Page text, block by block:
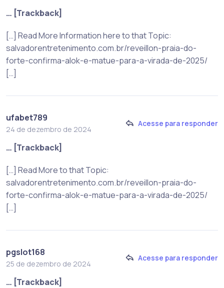
… [Trackback]
[…] Read More Information here to that Topic:
salvadorentretenimento.com.br/reveillon-praia-do-
forte-confirma-alok-e-matue-para-a-virada-de-2025/
[…]
ufabet789
24 de dezembro de 2024
Acesse para responder
… [Trackback]
[…] Read More to that Topic:
salvadorentretenimento.com.br/reveillon-praia-do-
forte-confirma-alok-e-matue-para-a-virada-de-2025/
[…]
pgslot168
25 de dezembro de 2024
Acesse para responder
… [Trackback]